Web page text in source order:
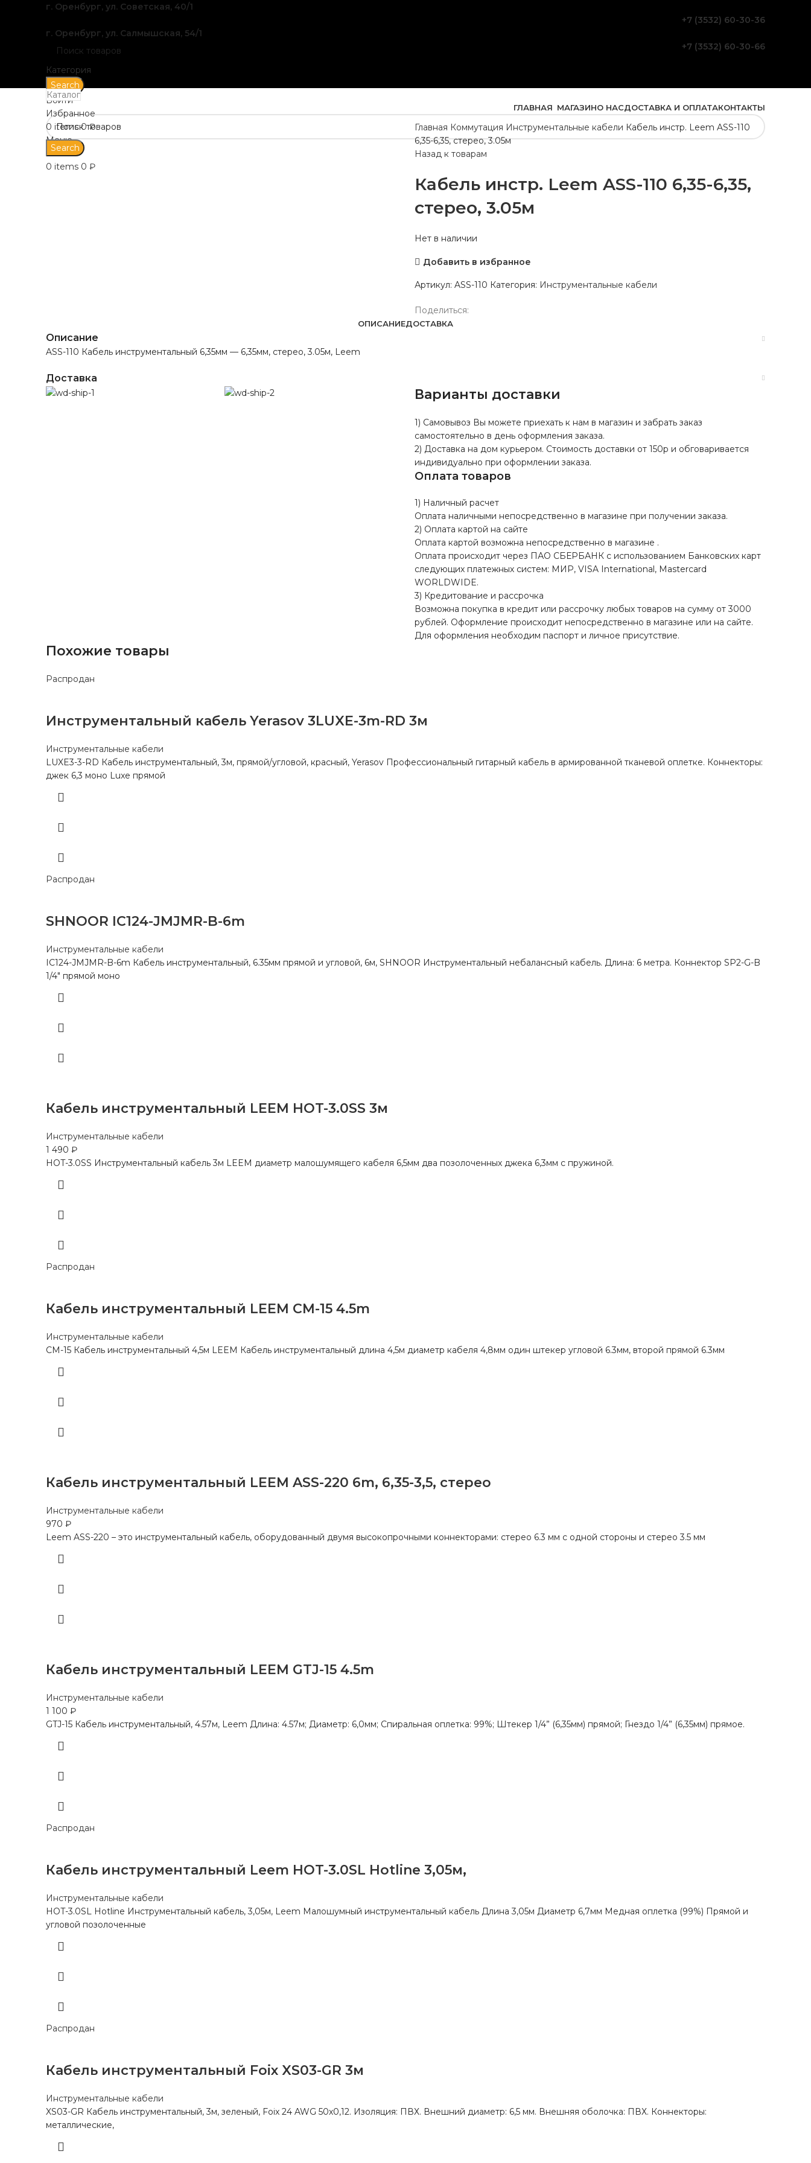
г. Оренбург, ул. Советская, 40/1
+7 (3532) 60-30-36
г. Оренбург, ул. Салмышская, 54/1
+7 (3532) 60-30-66
Категория
Search
Войти
Избранное
0 items 0₽
Меню
0 items 0 ₽
Каталог
ГЛАВНАЯ МАГАЗИНО НАСДОСТАВКА И ОПЛАТАКОНТАКТЫ
Search
Главная Коммутация Инструментальные кабели Кабель инстр. Leem ASS-110
6,35-6,35, стерео, 3.05м
Назад к товарам
Кабель инстр. Leem ASS-110 6,35-6,35,
стерео, 3.05м
Нет в наличии
Добавить в избранное
Артикул: ASS-110 Категория: Инструментальные кабели
Поделиться:
ОПИСАНИЕДОСТАВКА
Описание
ASS-110 Кабель инструментальный 6,35мм — 6,35мм, стерео, 3.05м, Leem
Доставка
Варианты доставки
1) Самовывоз Вы можете приехать к нам в магазин и забрать заказ
самостоятельно в день оформления заказа.
2) Доставка на дом курьером. Стоимость доставки от 150р и обговаривается
индивидуально при оформлении заказа.
Оплата товаров
1) Наличный расчет
Оплата наличными непосредственно в магазине при получении заказа.
2) Оплата картой на сайте
Оплата картой возможна непосредственно в магазине .
Оплата происходит через ПАО СБЕРБАНК с использованием Банковских карт
следующих платежных систем: МИР, VISA International, Mastercard
WORLDWIDE.
3) Кредитование и рассрочка
Возможна покупка в кредит или рассрочку любых товаров на сумму от 3000
рублей. Оформление происходит непосредственно в магазине или на сайте.
Для оформления необходим паспорт и личное присутствие.
Похожие товары
Распродан
Инструментальный кабель Yerasov 3LUXE-3m-RD 3м
Инструментальные кабели
LUXE3-3-RD Кабель инструментальный, 3м, прямой/угловой, красный, Yerasov Профессиональный гитарный кабель в армированной тканевой оплетке. Коннекторы:
джек 6,3 моно Luxe прямой
Распродан
SHNOOR IC124-JMJMR-B-6m
Инструментальные кабели
IC124-JMJMR-B-6m Кабель инструментальный, 6.35мм прямой и угловой, 6м, SHNOOR Инструментальный небалансный кабель. Длина: 6 метра. Коннектор SP2-G-B
1/4″ прямой моно
Кабель инструментальный LEEM HOT-3.0SS 3м
Инструментальные кабели
1 490 ₽
HOT-3.0SS Инструментальный кабель 3м LEEM диаметр малошумящего кабеля 6,5мм два позолоченных джека 6,3мм с пружиной.
Распродан
Кабель инструментальный LEEM CM-15 4.5m
Инструментальные кабели
CM-15 Кабель инструментальный 4,5м LEEM Кабель инструментальный длина 4,5м диаметр кабеля 4,8мм один штекер угловой 6.3мм, второй прямой 6.3мм
Кабель инструментальный LEEM ASS-220 6m, 6,35-3,5, стерео
Инструментальные кабели
970 ₽
Leem ASS-220 – это инструментальный кабель, оборудованный двумя высокопрочными коннекторами: стерео 6.3 мм с одной стороны и стерео 3.5 мм
Кабель инструментальный LEEM GTJ-15 4.5m
Инструментальные кабели
1 100 ₽
GTJ-15 Кабель инструментальный, 4.57м, Leem Длина: 4.57м; Диаметр: 6,0мм; Спиральная оплетка: 99%; Штекер 1/4” (6,35мм) прямой; Гнездо 1/4” (6,35мм) прямое.
Распродан
Кабель инструментальный Leem HOT-3.0SL Hotline 3,05м,
Инструментальные кабели
HOT-3.0SL Hotline Инструментальный кабель, 3,05м, Leem Малошумный инструментальный кабель Длина 3,05м Диаметр 6,7мм Медная оплетка (99%) Прямой и
угловой позолоченные
Распродан
Кабель инструментальный Foix XS03-GR 3м
Инструментальные кабели
XS03-GR Кабель инструментальный, 3м, зеленый, Foix 24 AWG 50х0,12. Изоляция: ПВХ. Внешний диаметр: 6,5 мм. Внешняя оболочка: ПВХ. Коннекторы:
металлические,